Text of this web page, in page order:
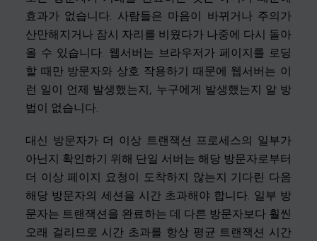
효과가 없습니다. 사람들은 마음이 바뀌거나 주의가
산만해지거나 잠시 자리를 비웠다가 나중에 다시 돌아
올 수 있습니다. 웹서버는 브라우저가 페이지를 로딩
할 때만 방문자와 상호 작용하기 때문에 웹서버는 이
런 일이 언제 발생했는지, 누구에게 발생했는지 알 방
법이 없습니다.
대신 방문자가 더 이상 트랜잭션 프로세스의 일부가
아닌지 확인하기 위해 단일 서버는 해당 방문자로부터
더 이상 페이지 요청이 도착하지 않는지 기다린 다음
해당 방문자의 세션을 시간 초과해야 합니다. 일부 방
문자는 트랜잭션을 완료하는 데 다른 방문자보다 훨씬
오래 걸리므로 시간 초과를 항상 평균 트랜잭션 시간